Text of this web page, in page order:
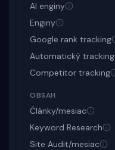
AI enginy
Enginy
Google rank tracking
Automatický tracking
Competitor tracking
OBSAH
Články/mesiac
Keyword Research
Site Audit/mesiac